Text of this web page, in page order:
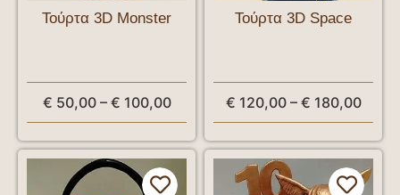
Τούρτα 3D Monster
€ 50,00 – € 100,00
Τούρτα 3D Space
€ 120,00 – € 180,00